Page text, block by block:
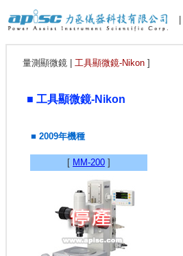
量測顯微鏡 | 工具顯微鏡-Nikon ]
■ 工具顯微鏡-Nikon
■ 2009年機種
[ MM-200 ]